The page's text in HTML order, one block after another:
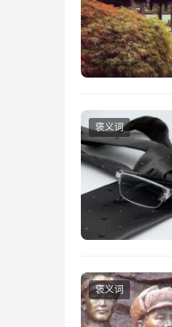
褒义词
褒义词